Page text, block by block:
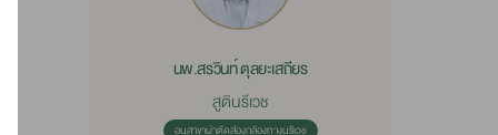
นพ.สรวินท์ ตุลยะเสถียร
สูตินรีเวช
อนุสาขาผ่าตัดส่องกล้องทางนรีเวช